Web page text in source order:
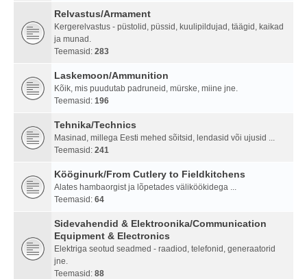
Relvastus/Armament
Kergerelvastus - püstolid, püssid, kuulipildujad, täägid, kaikad
ja munad.
Teemasid: 283
Laskemoon/Ammunition
Kõik, mis puudutab padruneid, mürske, miine jne.
Teemasid: 196
Tehnika/Technics
Masinad, millega Eesti mehed sõitsid, lendasid või ujusid ...
Teemasid: 241
Kööginurk/From Cutlery to Fieldkitchens
Alates hambaorgist ja lõpetades väliköökidega ...
Teemasid: 64
Sidevahendid & Elektroonika/Communication
Equipment & Electronics
Elektriga seotud seadmed - raadiod, telefonid, generaatorid
jne.
Teemasid: 88